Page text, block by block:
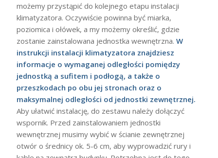
możemy przystąpić do kolejnego etapu instalacji
klimatyzatora. Oczywiście powinna być miarka,
poziomica i ołówek, a my możemy określić, gdzie
zostanie zainstalowana jednostka wewnętrzna. W
instrukcji instalacji klimatyzatora znajdziesz
informacje o wymaganej odległości pomiędzy
jednostką a sufitem i podłogą, a także o
przeszkodach po obu jej stronach oraz o
maksymalnej odległości od jednostki zewnętrznej.
Aby ułatwić instalację, do zestawu należy dołączyć
wspornik. Przed zainstalowaniem jednostki
wewnętrznej musimy wybić w ścianie zewnętrznej
otwór o średnicy ok. 5-6 cm, aby wyprowadzić rury i